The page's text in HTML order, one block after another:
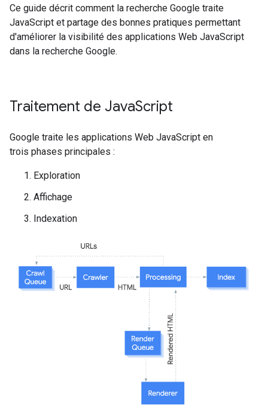
Ce guide décrit comment la recherche Google traite
JavaScript et partage des bonnes pratiques permettant
d'améliorer la visibilité des applications Web JavaScript
dans la recherche Google.
Traitement de JavaScript
Google traite les applications Web JavaScript en
trois phases principales :
Exploration
Affichage
Indexation